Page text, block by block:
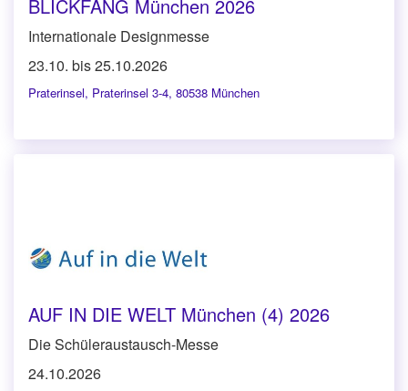
BLICKFANG München 2026
Internationale Designmesse
23.10. bis 25.10.2026
Praterinsel, Praterinsel 3-4, 80538 München
AUF IN DIE WELT München (4) 2026
Die Schüleraustausch-Messe
24.10.2026